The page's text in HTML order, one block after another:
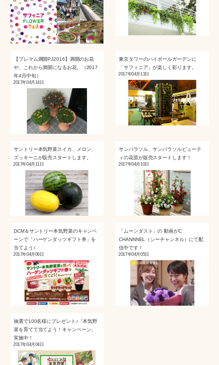
【プレマム満開PJ2016】満開のお花
や、これから満開になるお花。（2017
年4月中旬）
2017年04月14日
東京タワーのハイボールガーデンに
「サフィニア」が楽しく彩ります。
2017年04月13日
サントリー本気野菜スイカ、メロン、
ズッキーニが販売スタートします。
2017年04月11日
サンパラソル、サンパラソルビューテ
ィの花苗が販売スタートします！
2017年04月10日
DCM＆サントリー本気野菜のキャンペ
ーンで「ハーゲンダッツギフト券」を
当てよう♪
2017年04月06日
「ムーンダスト」の 動画がC
CHANNNEL（シーチャンネル）にて配
信中です！
2017年04月05日
抽選で100名様にプレゼント♪「本気野
菜を育てて当てよう！キャンペーン」
実施中！
2017年04月04日